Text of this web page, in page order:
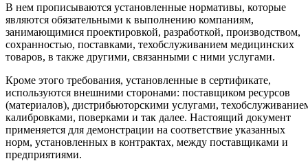
В нем прописываются установленные нормативы, которые
являются обязательными к выполнению компаниям,
занимающимися проектировкой, разработкой, производством,
сохранностью, поставками, техобслуживанием медицинских
товаров, в также другими, связанными с ними услугами.
Кроме этого требования, установленные в сертификате,
используются внешними сторонами: поставщиком ресурсов
(материалов), дистрибьюторскими услугами,
калибровками, поверками и так далее. Настоящий документ
применяется для демонстрации на соответствие указанных
норм, установленных в контрактах, между поставщиками и
предприятиями.